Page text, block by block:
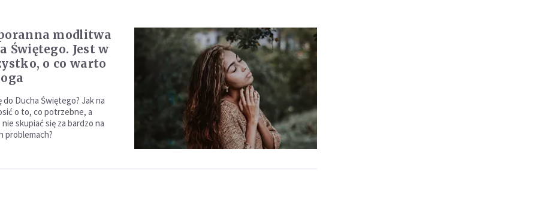
modlitwa
Świętego. Jest w
o co warto
do Ducha Świętego? Jak na
o to, co potrzebne, a
skupiać się za bardzo na
problemach?